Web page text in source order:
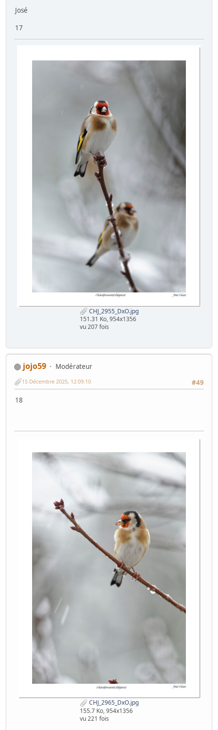
José
17
CHJ_2955_DxO.jpg
151.31 Ko, 954x1356
vu 207 fois
jojo59
Modérateur
#49
15 Décembre 2025, 12:09:10
18
CHJ_2965_DxO.jpg
155.7 Ko, 954x1356
vu 221 fois